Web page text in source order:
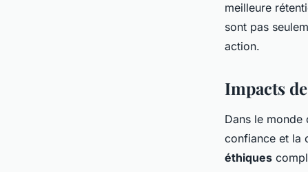
meilleure
sont pas
action.
Impacts
Dans le monde
confiance et la
éthiques